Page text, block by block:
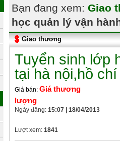
Bạn đang xem: Giao
học quản lý vận
Giao thương
Tuyển sinh lớp
tại hà nội,hồ
Giá bán: Giá thương
lượng
Ngày đăng: 15:07 | 18/04/2013
Lượt xem: 1841